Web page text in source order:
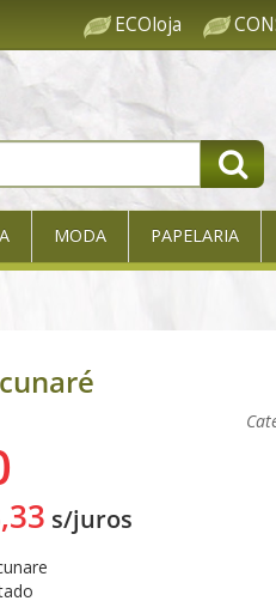
ECOloja
MODA PAPELARIA
s/juros